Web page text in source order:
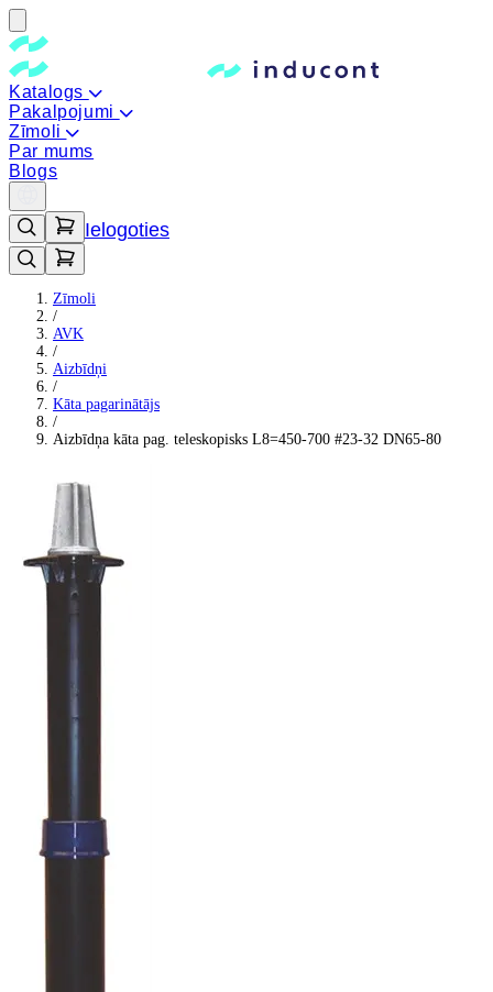
Katalogs
Pakalpojumi
Zīmoli
Par mums
Blogs
Ielogoties
Zīmoli
/
AVK
/
Aizbīdņi
/
Kāta pagarinātājs
/
Aizbīdņa kāta pag. teleskopisks L8=450-700 #23-32 DN65-80